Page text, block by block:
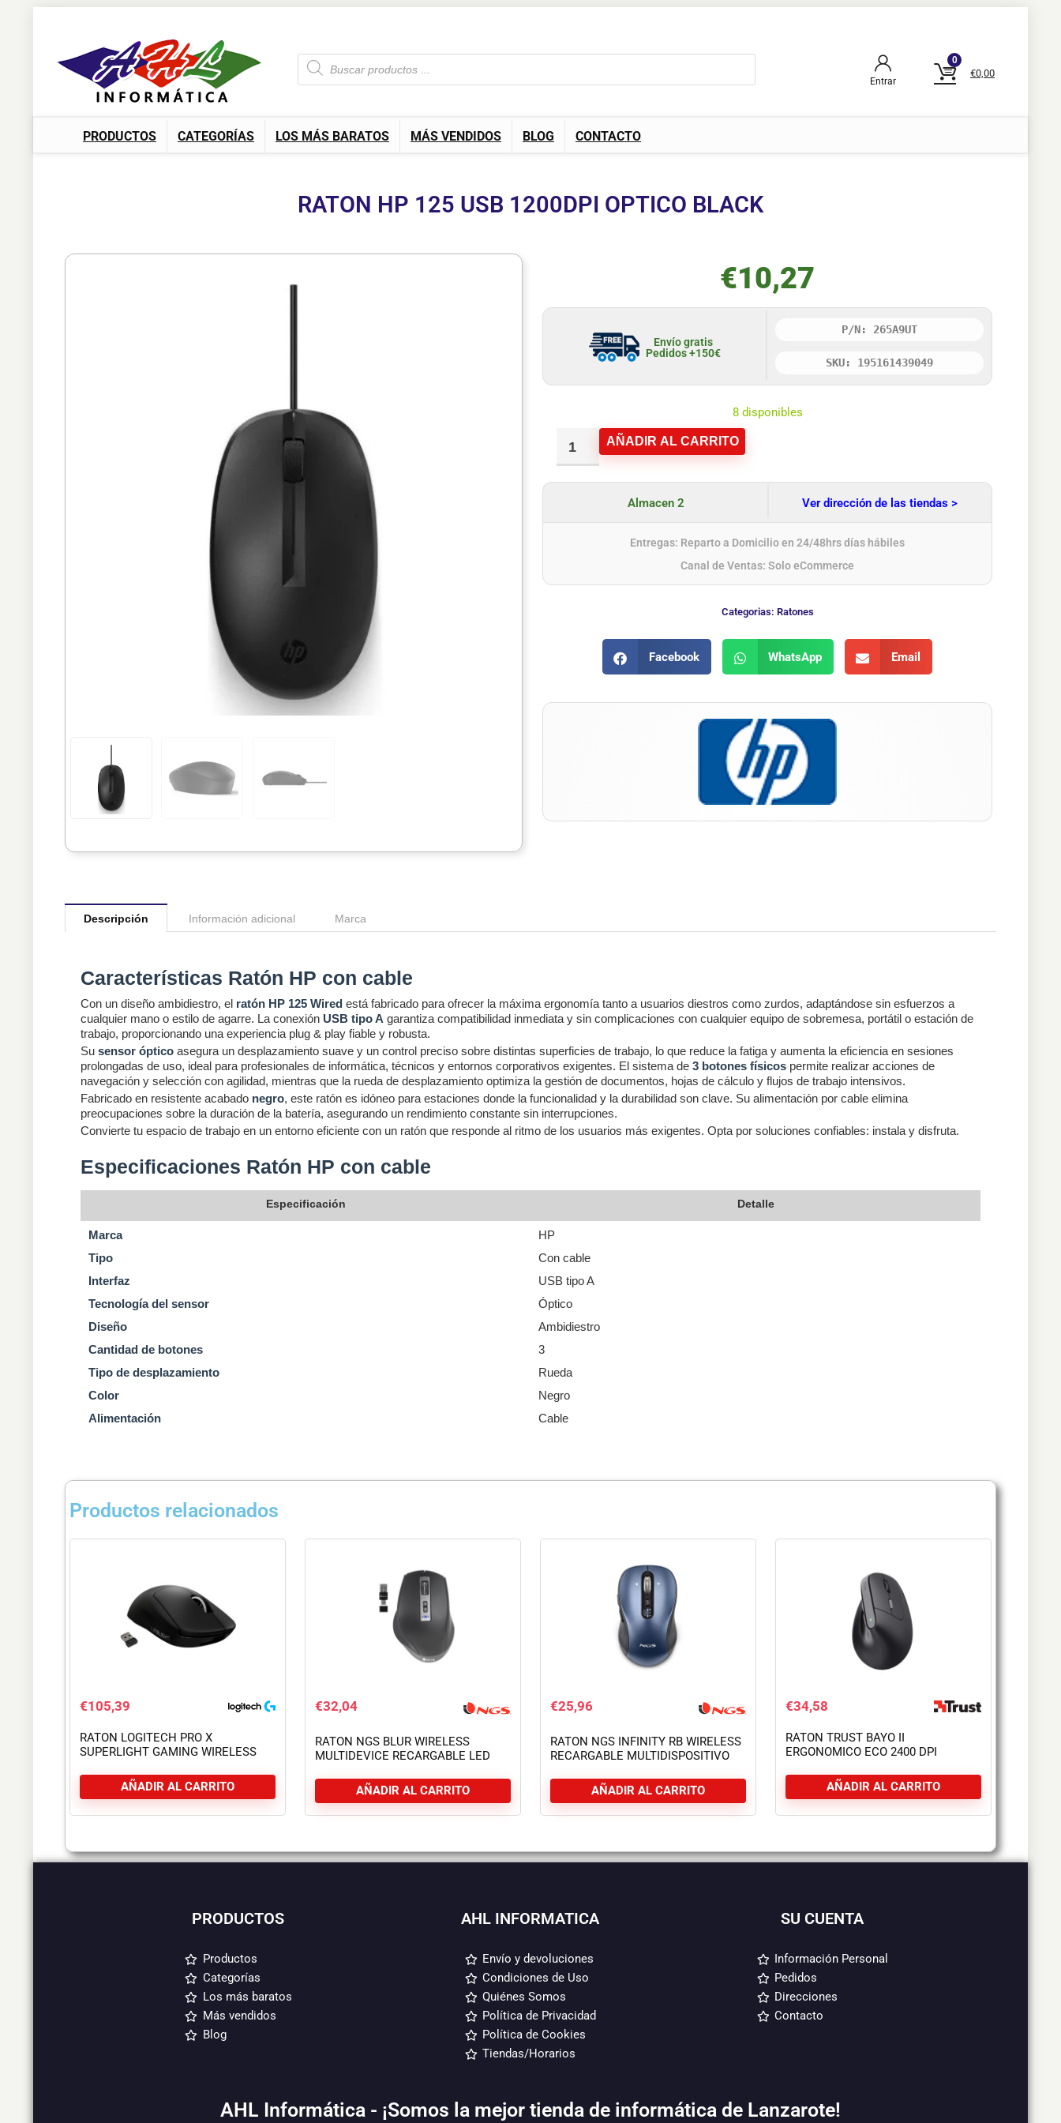
Entrar
0
€0,00
PRODUCTOS CATEGORÍAS LOS MÁS BARATOS MÁS VENDIDOS BLOG CONTACTO
RATON HP 125 USB 1200DPI OPTICO BLACK
€10,27
Envío gratis
Pedidos +150€
P/N: 265A9UT
SKU: 195161439049
8 disponibles
AÑADIR AL CARRITO
Almacen 2 Ver dirección de las tiendas >
Entregas: Reparto a Domicilio en 24/48hrs días hábiles
Canal de Ventas: Solo eCommerce
Categorias: Ratones
Facebook WhatsApp Email
Descripción Información adicional Marca
Características Ratón HP con cable
Con un diseño ambidiestro, el ratón HP 125 Wired está fabricado para ofrecer la máxima ergonomía tanto a usuarios diestros como zurdos, adaptándose sin esfuerzos a
cualquier mano o estilo de agarre. La conexión USB tipo A garantiza compatibilidad inmediata y sin complicaciones con cualquier equipo de sobremesa, portátil o estación de
trabajo, proporcionando una experiencia plug & play fiable y robusta.
Su sensor óptico asegura un desplazamiento suave y un control preciso sobre distintas superficies de trabajo, lo que reduce la fatiga y aumenta la eficiencia en sesiones
prolongadas de uso, ideal para profesionales de informática, técnicos y entornos corporativos exigentes. El sistema de 3 botones físicos permite realizar acciones de
navegación y selección con agilidad, mientras que la rueda de desplazamiento optimiza la gestión de documentos, hojas de cálculo y flujos de trabajo intensivos.
Fabricado en resistente acabado negro, este ratón es idóneo para estaciones donde la funcionalidad y la durabilidad son clave. Su alimentación por cable elimina
preocupaciones sobre la duración de la batería, asegurando un rendimiento constante sin interrupciones.
Convierte tu espacio de trabajo en un entorno eficiente con un ratón que responde al ritmo de los usuarios más exigentes. Opta por soluciones confiables: instala y disfruta.
Especificaciones Ratón HP con cable
Especificación Detalle
Marca
HP
Tipo
Con cable
Interfaz
USB tipo A
Tecnología del sensor
Óptico
Diseño
Ambidiestro
Cantidad de botones
3
Tipo de desplazamiento
Rueda
Color
Negro
Alimentación
Cable
Productos relacionados
€105,39
RATON LOGITECH PRO X
SUPERLIGHT GAMING WIRELESS
AÑADIR AL CARRITO
€32,04
RATON NGS BLUR WIRELESS
MULTIDEVICE RECARGABLE LED
AÑADIR AL CARRITO
€25,96
RATON NGS INFINITY RB WIRELESS
RECARGABLE MULTIDISPOSITIVO
AÑADIR AL CARRITO
€34,58
RATON TRUST BAYO II
ERGONOMICO ECO 2400 DPI
AÑADIR AL CARRITO
PRODUCTOS
Productos
Categorías
Los más baratos
Más vendidos
Blog
AHL INFORMATICA
Envío y devoluciones
Condiciones de Uso
Quiénes Somos
Política de Privacidad
Política de Cookies
Tiendas/Horarios
SU CUENTA
Información Personal
Pedidos
Direcciones
Contacto
AHL Informática - ¡Somos la mejor tienda de informática de Lanzarote!